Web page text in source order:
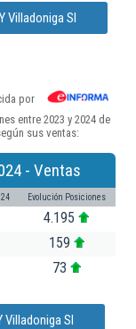
Villadoniga Sl
por
entre 2023 y 2024 de
sus ventas:
- Ventas
Evolución Posiciones
4.195
159
73
Sl